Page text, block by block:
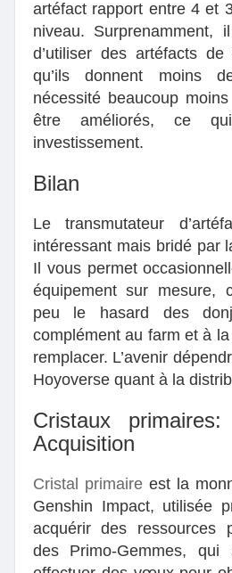
artéfact rapport entre 4 et
niveau. Surprenamment,
d’utiliser des artéfacts
qu’ils donnent moins
nécessité beaucoup
être améliorés, ce
investissement.
Bilan
Le transmutateur
intéressant mais bridé par
Il vous permet
équipement sur mesure,
peu le hasard des
complément au farm et à
remplacer. L’avenir
Hoyoverse quant à la
Cristaux
Acquisition
Cristal primaireest la
Genshin Impact, utilisée
acquérir des ressources
des Primo-Gemmes, qui